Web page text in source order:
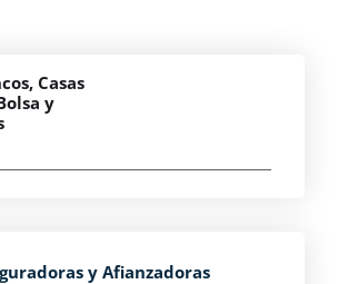
Casas
y
y Afianzadoras